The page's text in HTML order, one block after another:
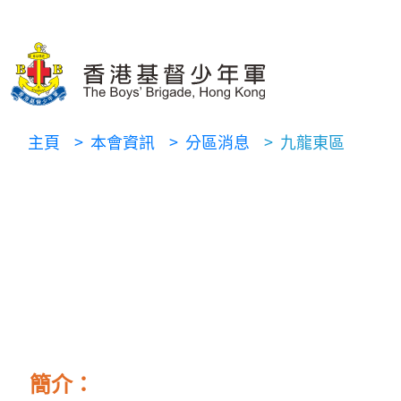
主頁 > 本會資訊 > 分區消息 > 九龍東區
簡介：